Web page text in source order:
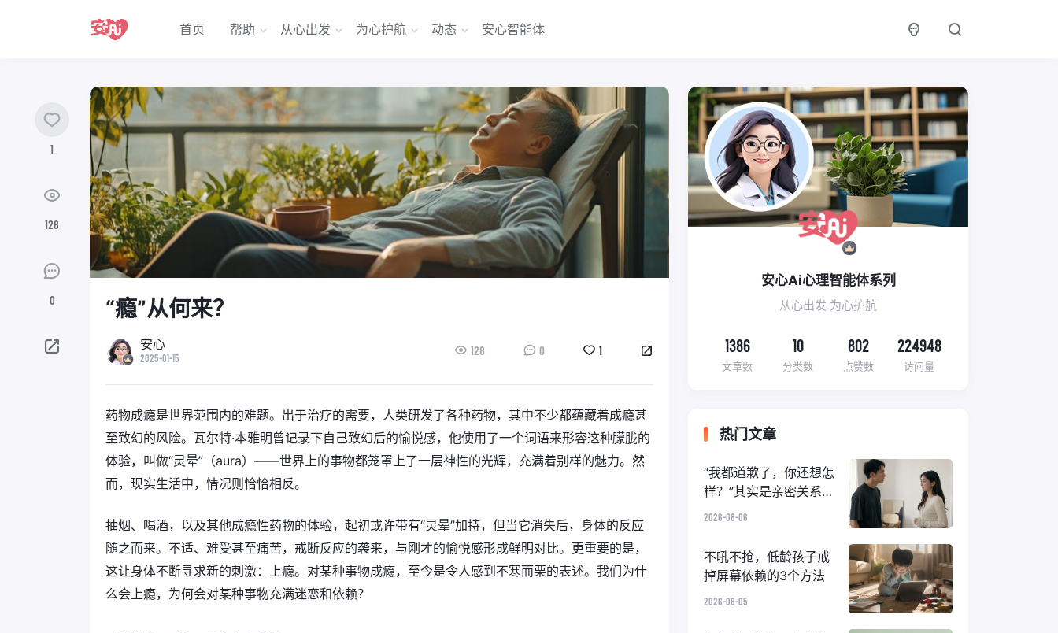
首页 帮助 从心出发 为心护航 动态 安心智能体
1
128
0 “瘾”从何来？
安心
2025-01-15
128 0 1
药物成瘾是世界范围内的难题。出于治疗的需要，人类研发了各种药物，其中不少都蕴藏着成瘾甚
至致幻的风险。瓦尔特·本雅明曾记录下自己致幻后的愉悦感，他使用了一个词语来形容这种朦胧的
体验，叫做“灵晕”（aura）——世界上的事物都笼罩上了一层神性的光辉，充满着别样的魅力。然
而，现实生活中，情况则恰恰相反。
抽烟、喝酒，以及其他成瘾性药物的体验，起初或许带有“灵晕”加持，但当它消失后，身体的反应
随之而来。不适、难受甚至痛苦，戒断反应的袭来，与刚才的愉悦感形成鲜明对比。更重要的是，
这让身体不断寻求新的刺激：上瘾。对某种事物成瘾，至今是令人感到不寒而栗的表述。我们为什
么会上瘾，为何会对某种事物充满迷恋和依赖？
安心Ai心理智能体系列
从心出发 为心护航
1386
文章数
10
分类数
802
点赞数
224948
访问量
热门文章
“我都道歉了，你还想怎
样？”其实是亲密关系里
的隐性情绪霸凌
2026-08-06
不吼不抢，低龄孩子戒
掉屏幕依赖的3个方法
2026-08-05